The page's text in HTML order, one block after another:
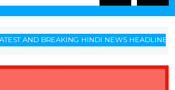
AND BREAKING HINDI NEWS HEADLINES